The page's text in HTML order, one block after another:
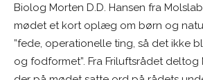
Biolog Morten D.D. Hansen fra
mødet et kort oplæg om børn og
”fede, operationelle ting, så det ikke
og fodformet”. Fra Friluftsrådet deltog